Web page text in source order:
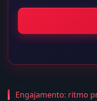
Engajamento: ritmo